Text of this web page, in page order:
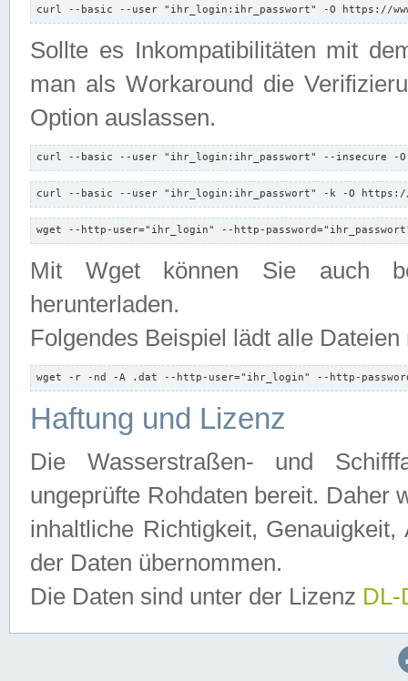
curl --basic --user "ihr_login:ihr_passwort" -O https://
Sollte es Inkompatibilitäten mit
man als Workaround die
Option auslassen.
curl --basic --user "ihr_login:ihr_passwort" --insecure -
curl --basic --user "ihr_login:ihr_passwort" -k -O https://
wget --http-user="ihr_login" --http-
Mit Wget können Sie auch
herunterladen.
Folgendes Beispiel lädt alle
wget -r -nd -A .dat --http-user="ihr_login" --http-
Haftung und Lizenz
Die Wasserstraßen- und
ungeprüfte Rohdaten bereit. Daher
inhaltliche Richtigkeit,
der Daten übernommen.
Die Daten sind unter der Lizenz